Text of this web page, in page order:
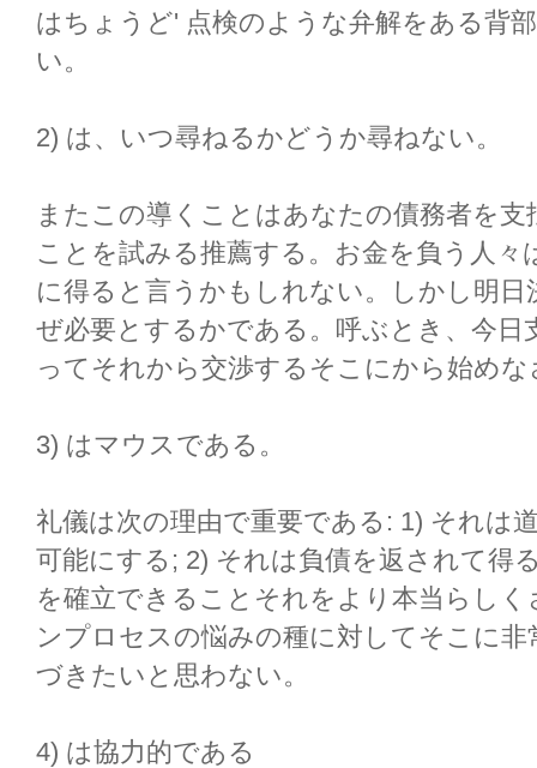
はちょうど' 点検のような弁解をある背
い。
2) は、いつ尋ねるかどうか尋ねない。
またこの導くことはあなたの債務者を
ことを試みる推薦する。お金を負う人
に得ると言うかもしれない。しかし明
ぜ必要とするかである。呼ぶとき、今
ってそれから交渉するそこにから始めな
3) はマウスである。
礼儀は次の理由で重要である: 1) それは
可能にする; 2) それは負債を返されて得
を確立できることそれをより本当らし
ンプロセスの悩みの種に対してそこに
づきたいと思わない。
4) は協力的である